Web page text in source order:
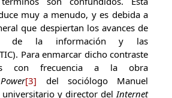
muy a menudo, y es debida a
que despiertan los avances de
de la información y las
Para enmarcar dicho contraste
con frecuencia a la obra
[3] del sociólogo Manuel
universitario y director delInternet